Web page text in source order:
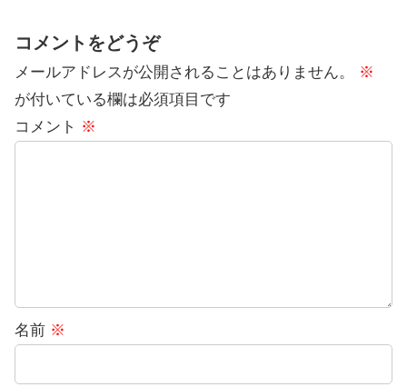
コメントをどうぞ
メールアドレスが公開されることはありません。
※
が付いている欄は必須項目です
コメント ※
名前 ※